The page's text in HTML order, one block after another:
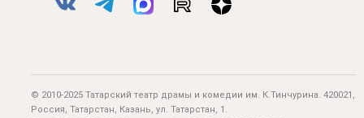
© 2010-2025 Татарский театр драмы и комедии им. К.Тинчурина. 420021,
Россия, Татарстан, Казань, ул. Татарстан, 1.